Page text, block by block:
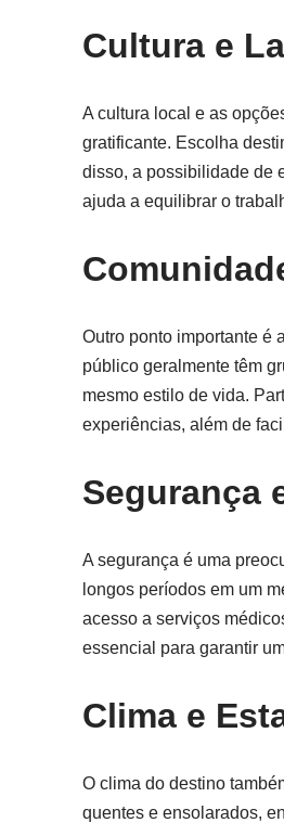
Cultura e
A cultura local e as
gratificante. Escolha
disso, a possibilidade de
ajuda a equilibrar o
Outro ponto importante é
público geralmente têm
mesmo estilo de vida.
experiências, além de
Segurança
A segurança é uma
longos períodos em um
acesso a serviços
essencial para garantir
Clima e
O clima do destino
quentes e ensolarados,